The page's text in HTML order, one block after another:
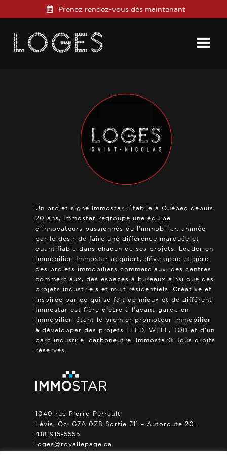
Prenez rendez-vous dès maintenant
Un projet signé Immostar. Établie à Québec depuis
20 ans, Immostar regroupe une équipe
d’innovateurs passionnés de l’immobilier, animée
par le désir de faire une différence marquée et
quantifiable dans chacun de ses projets. Leader en
immobilier, Immostar acquiert, développe et gère
des projets immobiliers commerciaux, des centres
commerciaux, des espaces à bureaux ainsi que des
projets industriels et multirésidentiels. Créative et
inspirée par ce qui se fait de mieux et de différent,
Immostar est fière d’être à l’avant-garde en
immobilier, étant le premier promoteur immobilier
à développer des projets LEED, WELL, TOD et d’un
parc industriel carboneutre. Immostar© Tous droits
réservés.
1040 rue Pierre-Perrault
Lévis, Qc, G7A 0Z8 Sortie 311 – Autoroute 20.
418 915-5555
loges@royallepage.ca